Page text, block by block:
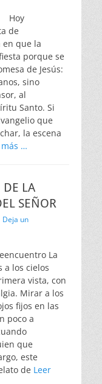
Hoy
de
en que la
porque se
de Jesús:
sino
al
Santo. Si
que
la escena
más …
LA
SEÑOR
Deja un
La
a los cielos
vista, con
Mirar a los
fijos en las
poco a
que
este
de Leer